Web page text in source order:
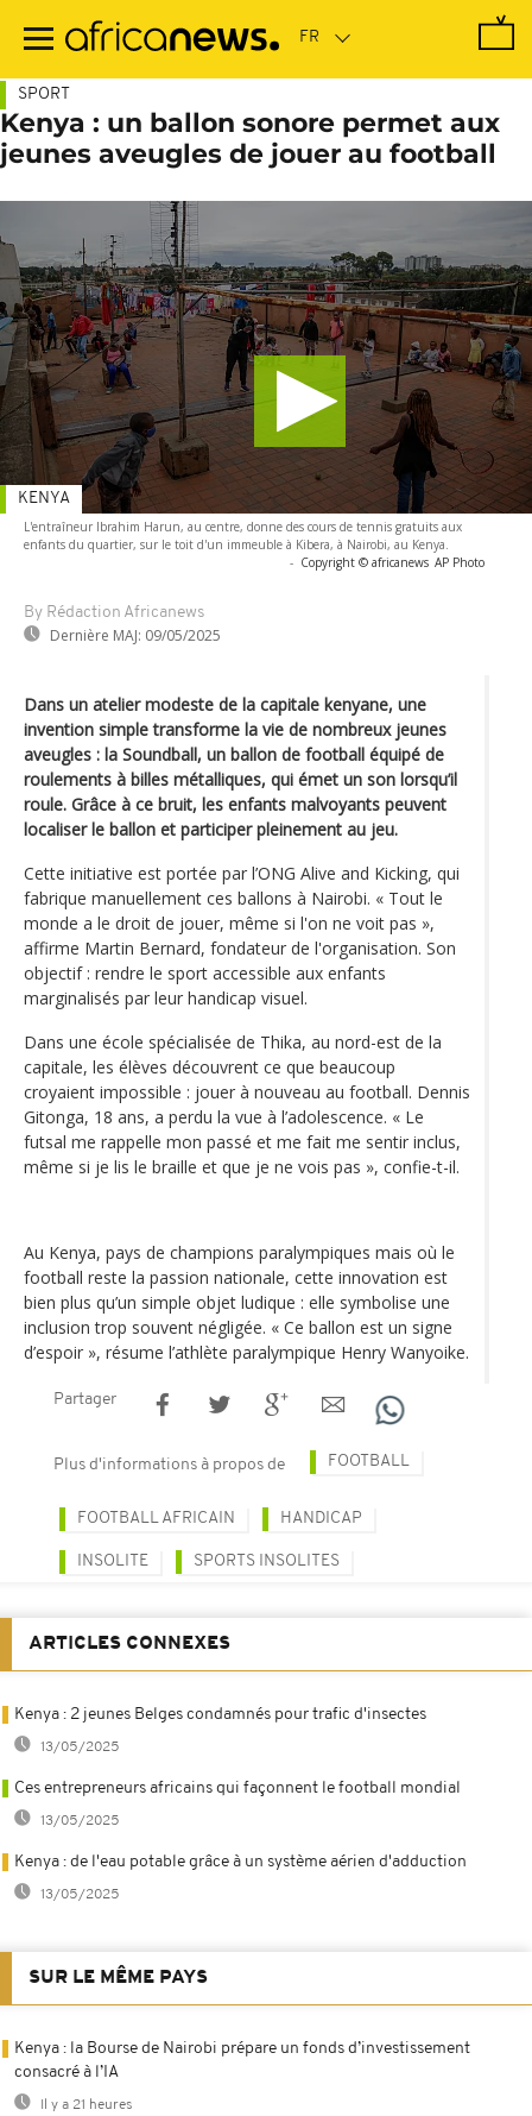
contenu
SPORT
Kenya : un ballon sonore permet aux
jeunes aveugles de jouer au football
L'entraîneur Ibrahim Harun, au centre, donne des cours de tennis gratuits aux
enfants du quartier, sur le toit d'un immeuble à Kibera, à Nairobi, au Kenya.
- Copyright © africanews AP Photo
By Rédaction Africanews
Dernière MAJ: 09/05/2025
KENYA
Dans un atelier modeste de la capitale kenyane, une
invention simple transforme la vie de nombreux jeunes
aveugles : la Soundball, un ballon de football équipé de
roulements à billes métalliques, qui émet un son lorsqu’il
roule. Grâce à ce bruit, les enfants malvoyants peuvent
localiser le ballon et participer pleinement au jeu.
Cette initiative est portée par l’ONG Alive and Kicking, qui
fabrique manuellement ces ballons à Nairobi. « Tout le
monde a le droit de jouer, même si l'on ne voit pas »,
affirme Martin Bernard, fondateur de l'organisation. Son
objectif : rendre le sport accessible aux enfants
marginalisés par leur handicap visuel.
Dans une école spécialisée de Thika, au nord-est de la
capitale, les élèves découvrent ce que beaucoup
croyaient impossible : jouer à nouveau au football. Dennis
Gitonga, 18 ans, a perdu la vue à l’adolescence. « Le
futsal me rappelle mon passé et me fait me sentir inclus,
même si je lis le braille et que je ne vois pas », confie-t-il.
Au Kenya, pays de champions paralympiques mais où le
football reste la passion nationale, cette innovation est
bien plus qu’un simple objet ludique : elle symbolise une
inclusion trop souvent négligée. « Ce ballon est un signe
d’espoir », résume l’athlète paralympique Henry Wanyoike.
Partager
Plus d'informations à propos de FOOTBALL
FOOTBALL AFRICAIN HANDICAP
INSOLITE SPORTS INSOLITES
ARTICLES CONNEXES
Kenya : 2 jeunes Belges condamnés pour trafic d'insectes
13/05/2025
Ces entrepreneurs africains qui façonnent le football mondial
13/05/2025
Kenya : de l'eau potable grâce à un système aérien d'adduction
13/05/2025
SUR LE MÊME PAYS
Kenya : la Bourse de Nairobi prépare un fonds d’investissement
consacré à l’IA
Il y a 21 heures